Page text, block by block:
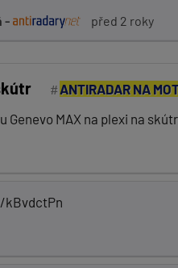
- před 2 roky
ANTIRADAR NA
MAX na plexi na